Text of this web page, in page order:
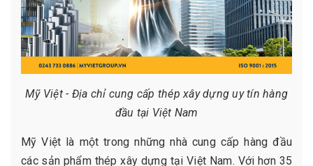
Mỹ Việt - Địa chỉ cung cấp thép xây dựng uy tín hàng
đầu tại Việt Nam
Mỹ Việt là một trong những nhà cung cấp hàng đầu
các sản phẩm thép xây dựng tại Việt Nam. Với hơn 35